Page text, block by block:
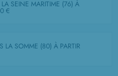
DANS LA SEINE MARITIME (76) À
€
DANS LA SOMME (80) À PARTIR